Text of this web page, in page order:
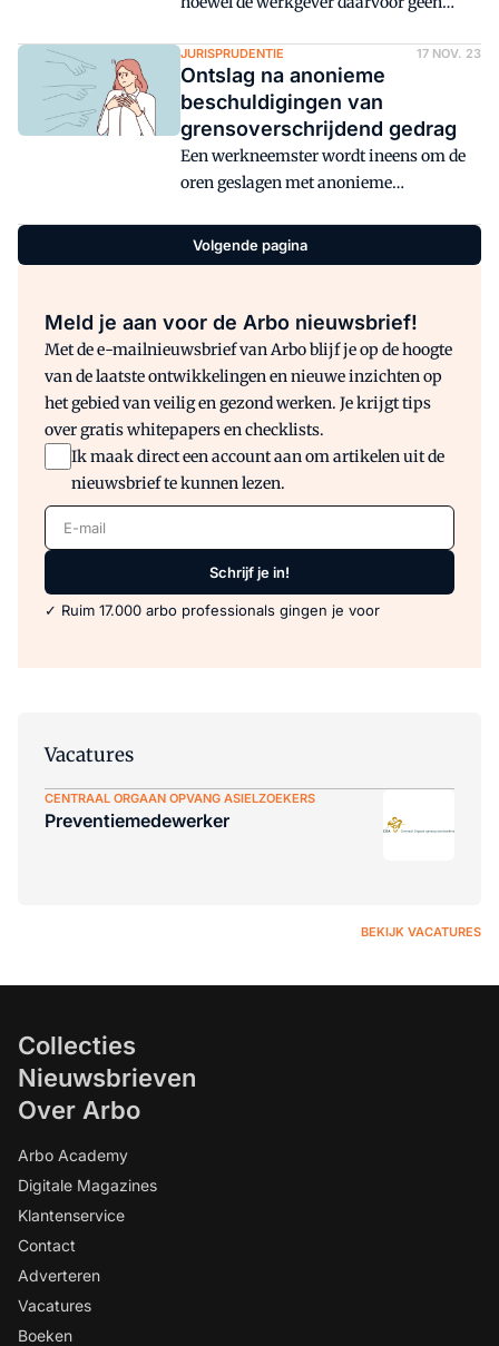
JURISPRUDENTIE 17 NOV. 23
Ontslag na anonieme
beschuldigingen van
grensoverschrijdend gedrag
Een werkneemster wordt ineens om de
oren geslagen met anonieme
de lucht vallen. De werkgever ontslaat
haar onmiddellijk. Kan dat zomaar?
Volgende pagina
Meld je aan voor de Arbo nieuwsbrief!
Met de e-mailnieuwsbrief van Arbo blijf je op de hoogte
van de laatste ontwikkelingen en nieuwe inzichten op
het gebied van veilig en gezond werken. Je krijgt tips
over gratis whitepapers en checklists.
Ik maak direct een account aan om artikelen uit de
nieuwsbrief te kunnen lezen.
E-mail
Schrijf je in!
✓ Ruim 17.000 arbo professionals gingen je voor
Vacatures
CENTRAAL ORGAAN OPVANG ASIELZOEKERS
Preventiemedewerker
BEKIJK VACATURES
Collecties
Nieuwsbrieven
Over Arbo
Arbo Academy
Digitale Magazines
Klantenservice
Contact
Adverteren
Vacatures
Boeken